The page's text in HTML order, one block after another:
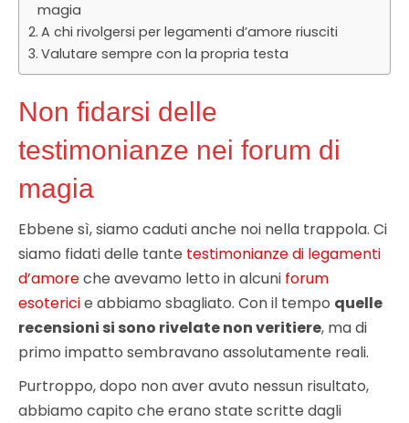
magia
A chi rivolgersi per legamenti d’amore riusciti
Valutare sempre con la propria testa
Non fidarsi delle
testimonianze nei forum di
magia
Ebbene sì, siamo caduti anche noi nella trappola. Ci
siamo fidati delle tante testimonianze di legamenti
d’amoreche avevamo letto in alcuni forum
esotericie abbiamo sbagliato. Con il tempo quelle
recensioni si sono rivelate non veritiere, ma di
primo impatto sembravano assolutamente reali.
Purtroppo, dopo non aver avuto nessun risultato,
abbiamo capito che erano state scritte dagli